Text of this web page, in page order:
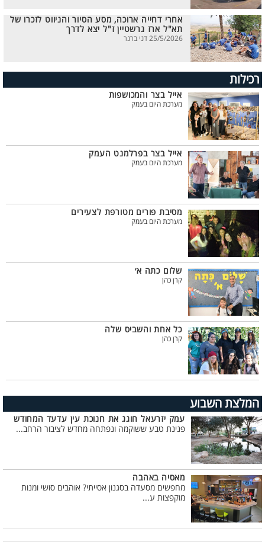
אחרי דחייה ארוכה, מסע הסיור והניווט לזכרו של
תא"ל ארז גרשטיין ז"ל יצא לדרך
25/5/2026 דני ברנר
רכילות
אייל בצר והמכושפות
מערכת היום בעמק
אייל בצר בפרלמנט העמק
מערכת היום בעמק
מסיבת פורים מטורפת לצעירים
מערכת היום בעמק
שלום כתה א׳
קרן כהן
כל אחת והשביס שלה
קרן כהן
המלצת השבוע
עמק יזרעאל חוגג את חנוכת עין עדעד המחודש
פנינת טבע ששוקמה ונפתחה מחדש לציבור הרחב...
מאסיה באהבה
מחפשים מסעדה בסגנון אסייתי? אוהבים סושי ומנות
מוקפצות ע...